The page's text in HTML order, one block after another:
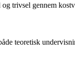
trivsel gennem
teoretisk